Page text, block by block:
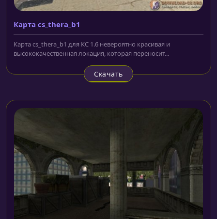
Карта cs_thera_b1
Карта cs_thera_b1 для КС 1.6 невероятно красивая и
высококачественная локация, которая переносит...
Скачать